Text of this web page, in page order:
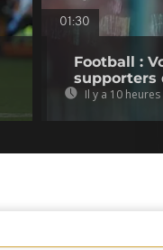
01:30
Football :
supporters
Il y a 10 heures